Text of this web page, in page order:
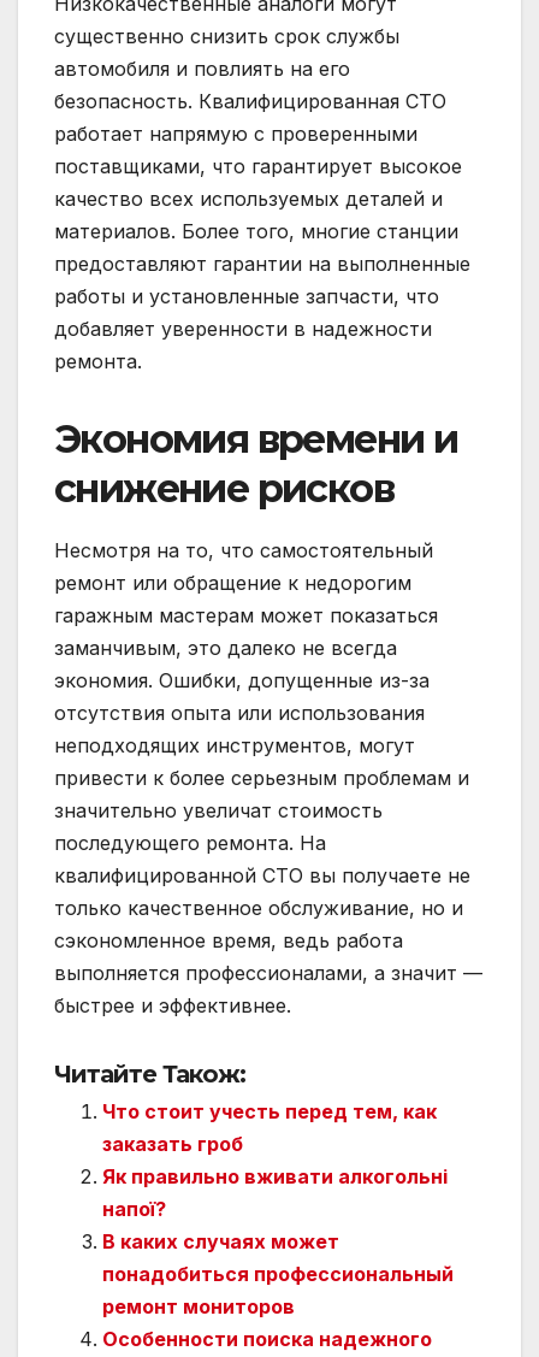
существенно снизить срок службы
автомобиля и повлиять на его
безопасность. Квалифицированная СТО
работает напрямую с проверенными
поставщиками, что гарантирует высокое
качество всех используемых деталей и
материалов. Более того, многие станции
предоставляют гарантии на выполненные
работы и установленные запчасти, что
добавляет уверенности в надежности
ремонта.
Экономия времени и
снижение рисков
Несмотря на то, что самостоятельный
ремонт или обращение к недорогим
гаражным мастерам может показаться
заманчивым, это далеко не всегда
экономия. Ошибки, допущенные из-за
отсутствия опыта или использования
неподходящих инструментов, могут
привести к более серьезным проблемам и
значительно увеличат стоимость
последующего ремонта. На
квалифицированной СТО вы получаете не
только качественное обслуживание, но и
сэкономленное время, ведь работа
выполняется профессионалами, а значит —
быстрее и эффективнее.
Читайте Також:
Что стоит учесть перед тем, как
заказать гроб
Як правильно вживати алкогольні
напої?
В каких случаях может
понадобиться профессиональный
ремонт мониторов
Особенности поиска надежного